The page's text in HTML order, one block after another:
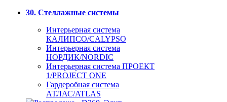
30. Стеллажные системы
Интерьерная система
КАЛИПСО/CALYPSO
Интерьерная система
НОРДИК/NORDIC
Интерьерная система ПРОЕКТ
1/PROJECT ONE
Гардеробная система
АТЛАС/ATLAS